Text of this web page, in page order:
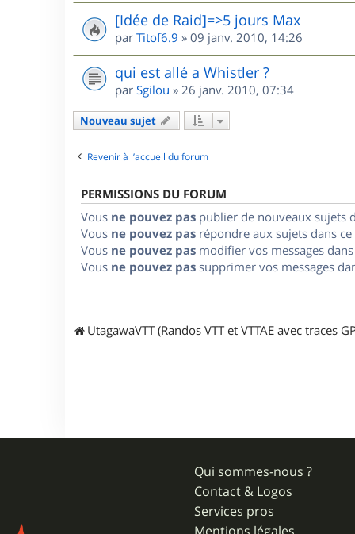
[Idée de Raid]=>5 jours Max
par Titof6.9 » 09 janv. 2010, 14:26
qui est allé a Whistler ?
par Sgilou » 26 janv. 2010, 07:34
Nouveau sujet
Revenir à l’accueil du forum
PERMISSIONS DU FORUM
Vous ne pouvez pas publier de nouveaux sujets
Vous ne pouvez pas répondre aux sujets dans
Vous ne pouvez pas modifier vos messages
Vous ne pouvez pas supprimer vos messages
UtagawaVTT (Randos VTT et VTTAE avec traces
Qui sommes-nous ?
Contact & Logos
Services pros